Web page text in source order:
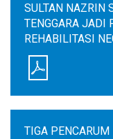
SULTAN NAZRIN
TENGGARA JADI
REHABILITASI
TIGA